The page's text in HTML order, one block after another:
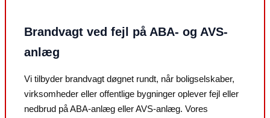
Brandvagt ved fejl på ABA- og AVS-
anlæg
Vi tilbyder brandvagt døgnet rundt, når boligselskaber,
virksomheder eller offentlige bygninger oplever fejl eller
nedbrud på ABA-anlæg eller AVS-anlæg. Vores